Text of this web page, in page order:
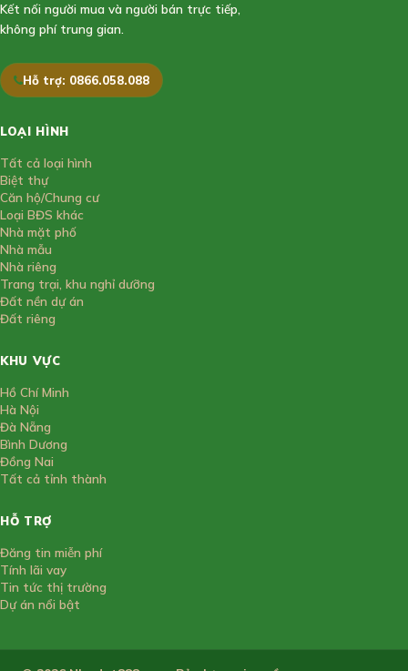
Kết nối người mua và người bán trực tiếp,
không phí trung gian.
Hỗ trợ: 0866.058.088
LOẠI HÌNH
Tất cả loại hình
Biệt thự
Căn hộ/Chung cư
Loại BĐS khác
Nhà mặt phố
Nhà mẫu
Nhà riêng
Trang trại, khu nghỉ dưỡng
Đất nền dự án
Đất riêng
KHU VỰC
Hồ Chí Minh
Hà Nội
Đà Nẵng
Bình Dương
Đồng Nai
Tất cả tỉnh thành
HỖ TRỢ
Đăng tin miễn phí
Tính lãi vay
Tin tức thị trường
Dự án nổi bật